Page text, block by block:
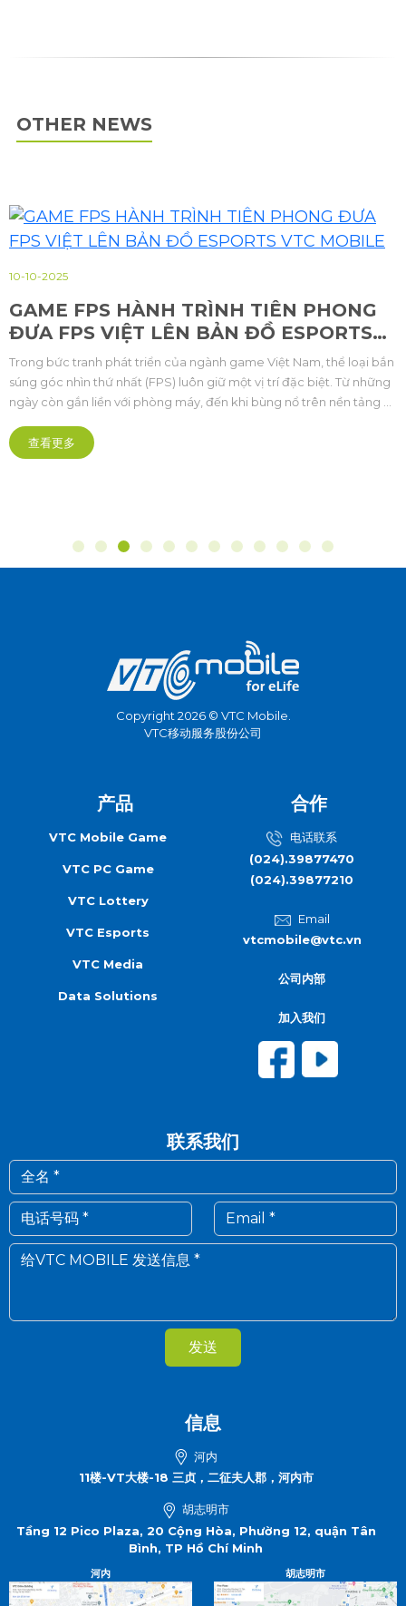
OTHER NEWS
10-10-2025
GAME FPS HÀNH TRÌNH TIÊN PHONG
ĐƯA FPS VIỆT LÊN BẢN ĐỒ ESPORTS
VTC MOBILE
Trong bức tranh phát triển của ngành game Việt Nam, thể loại bắn
súng góc nhìn thứ nhất (FPS) luôn giữ một vị trí đặc biệt. Từ những
ngày còn gắn liền với phòng máy, đến khi bùng nổ trên nền tảng di
đồng game thủ. Và trên hành trình đó, VTC Mobile là một trong
những đơn vị tiên phong, góp phần biến FPS thành phong trào lớn
查看更多
Copyright 2026 © VTC Mobile.
VTC移动服务股份公司
产品
VTC Mobile Game
VTC PC Game
VTC Lottery
VTC Esports
VTC Media
Data Solutions
合作
电话联系
(024).39877470
(024).39877210
Email
vtcmobile@vtc.vn
公司内部
加入我们
联系我们
发送
信息
河内
11楼-VT大楼-18 三贞，二征夫人郡，河内市
胡志明市
Tầng 12 Pico Plaza, 20 Cộng Hòa, Phường 12, quận Tân
Bình, TP Hồ Chí Minh
河内 胡志明市